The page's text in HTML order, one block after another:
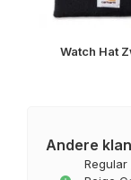
Watch Hat
Andere
Regular